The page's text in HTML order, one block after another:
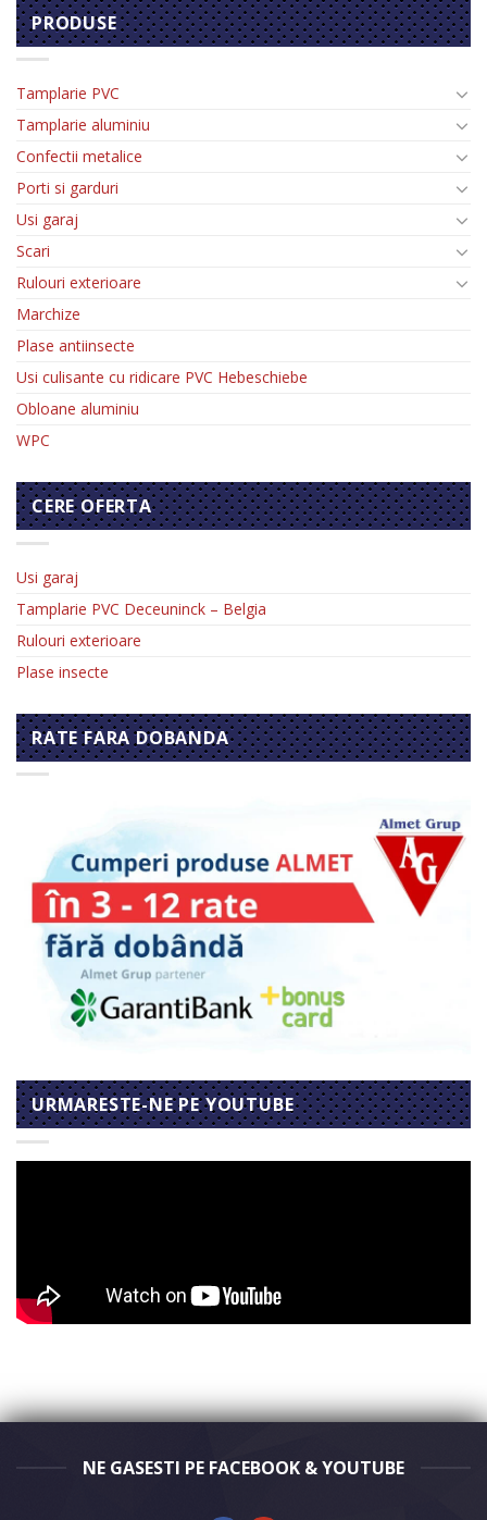
PRODUSE
Tamplarie PVC
Tamplarie aluminiu
Confectii metalice
Porti si garduri
Usi garaj
Scari
Rulouri exterioare
Marchize
Plase antiinsecte
Usi culisante cu ridicare PVC Hebeschiebe
Obloane aluminiu
WPC
CERE OFERTA
Usi garaj
Tamplarie PVC Deceuninck – Belgia
Rulouri exterioare
Plase insecte
RATE FARA DOBANDA
URMARESTE-NE PE YOUTUBE
NE GASESTI PE FACEBOOK & YOUTUBE